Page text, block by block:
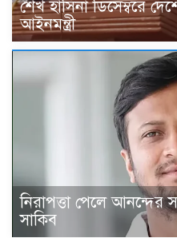
শেখ হাসিনা ডিসেম্বরে
আইনমন্ত্রী
নিরাপত্তা পেলে আনন্দের
সাকিব